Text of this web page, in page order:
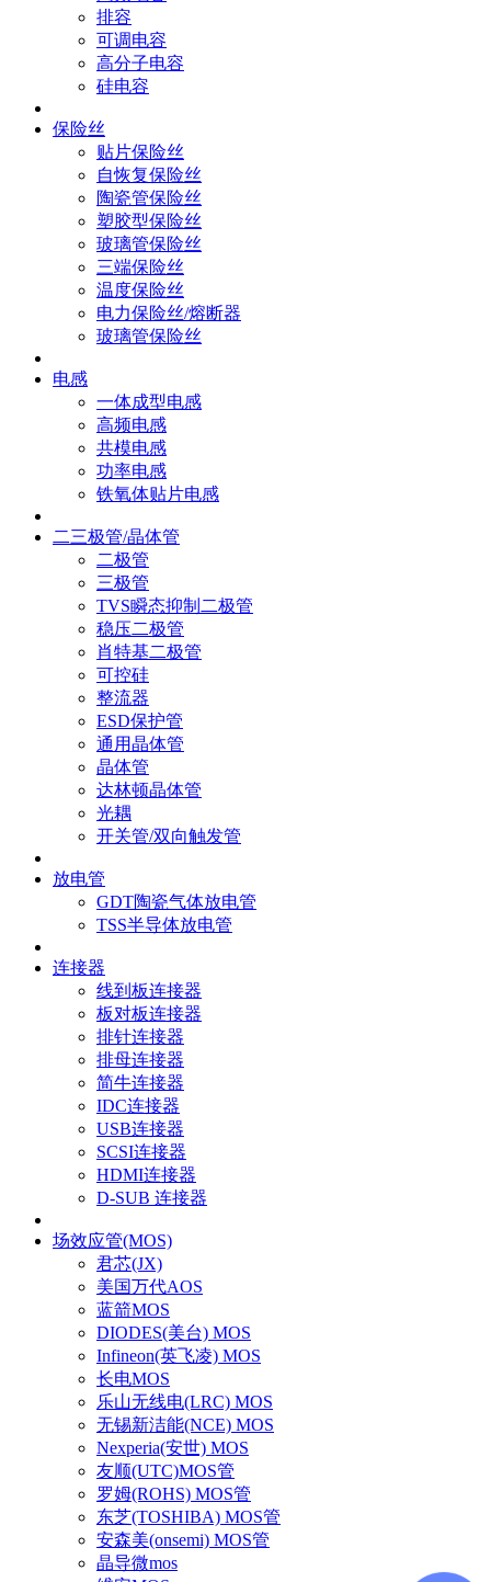
排容
可调电容
高分子电容
硅电容
保险丝
贴片保险丝
自恢复保险丝
陶瓷管保险丝
塑胶型保险丝
玻璃管保险丝
三端保险丝
温度保险丝
电力保险丝/熔断器
玻璃管保险丝
电感
一体成型电感
高频电感
共模电感
功率电感
铁氧体贴片电感
二三极管/晶体管
二极管
三极管
TVS瞬态抑制二极管
稳压二极管
肖特基二极管
可控硅
整流器
ESD保护管
通用晶体管
晶体管
达林顿晶体管
光耦
开关管/双向触发管
放电管
GDT陶瓷气体放电管
TSS半导体放电管
连接器
线到板连接器
板对板连接器
排针连接器
排母连接器
简牛连接器
IDC连接器
USB连接器
SCSI连接器
HDMI连接器
D-SUB 连接器
场效应管(MOS)
君芯(JX)
美国万代AOS
蓝箭MOS
DIODES(美台) MOS
Infineon(英飞凌) MOS
长电MOS
乐山无线电(LRC) MOS
无锡新洁能(NCE) MOS
Nexperia(安世) MOS
友顺(UTC)MOS管
罗姆(ROHS) MOS管
东芝(TOSHIBA) MOS管
安森美(onsemi) MOS管
晶导微mos